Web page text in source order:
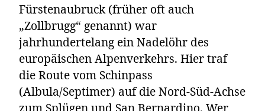
Fürstenaubruck (früher oft auch
„Zollbrugg“ genannt) war
jahrhundertelang ein Nadelöhr des
europäischen Alpenverkehrs. Hier traf
die Route vom Schinpass
(Albula/Septimer) auf die Nord-Süd-Achse
zum Splügen und San Bernardino. Wer